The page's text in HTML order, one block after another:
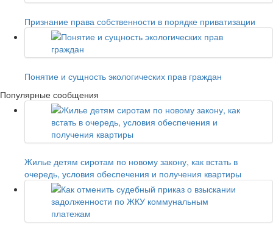
Признание права собственности в порядке приватизации
Понятие и сущность экологических прав граждан
Популярные сообщения
Жилье детям сиротам по новому закону, как встать в
очередь, условия обеспечения и получения квартиры